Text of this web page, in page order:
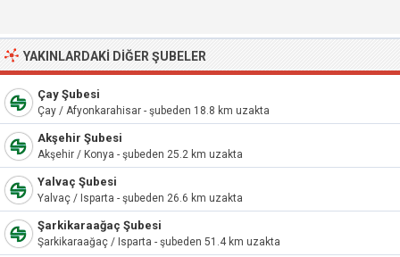
YAKINLARDAKI DIĞER ŞUBELER
Çay Şubesi
Çay / Afyonkarahisar - şubeden 18.8 km uzakta
Akşehir Şubesi
Akşehir / Konya - şubeden 25.2 km uzakta
Yalvaç Şubesi
Yalvaç / Isparta - şubeden 26.6 km uzakta
Şarkikaraağaç Şubesi
Şarkikaraağaç / Isparta - şubeden 51.4 km uzakta